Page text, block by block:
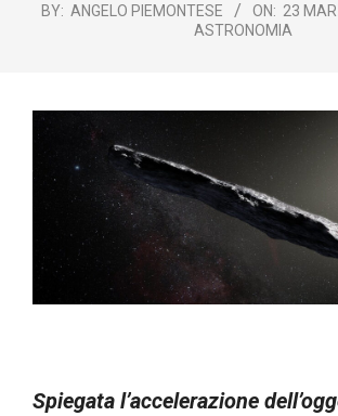
BY: ANGELO PIEMONTESE ON: 23
ASTRONOMIA
Spiegata l’accelerazione